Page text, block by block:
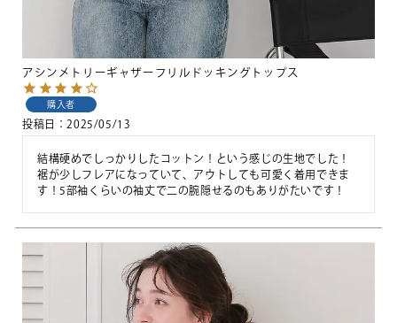
アシンメトリーギャザーフリルドッキングトップス
購入者
投稿日 2025/05/13
結構硬めでしっかりしたコットン！という感じの生地でした！
裾が少しフレアになっていて、アウトしても可愛く着用できま
す！5部袖くらいの袖丈で二の腕隠せるのもありがたいです！